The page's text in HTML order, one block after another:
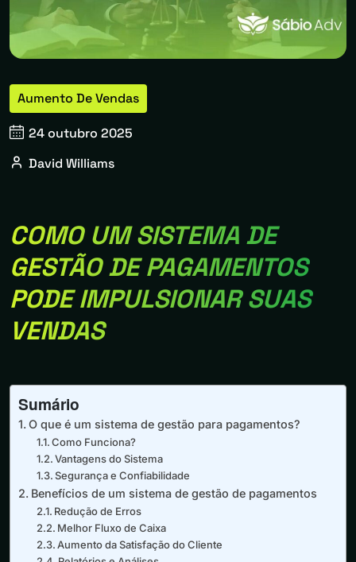
Aumento De Vendas
24 outubro 2025
David Williams
COMO UM SISTEMA DE
GESTÃO DE PAGAMENTOS
PODE IMPULSIONAR SUAS
VENDAS
Sumário
O que é um sistema de gestão para pagamentos?
Como Funciona?
Vantagens do Sistema
Segurança e Confiabilidade
Benefícios de um sistema de gestão de pagamentos
Redução de Erros
Melhor Fluxo de Caixa
Aumento da Satisfação do Cliente